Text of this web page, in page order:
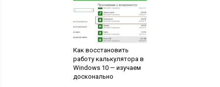
Как восстановить
работу калькулятора в
Windows 10 — изучаем
досконально